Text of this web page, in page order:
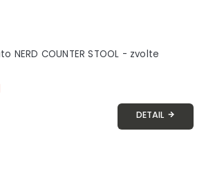
NERD COUNTER STOOL - zvolte
DETAIL